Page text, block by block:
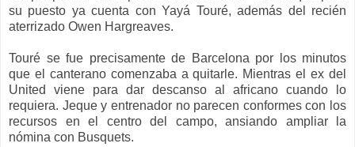
su puesto ya cuenta con Yayá Touré, además del recién
aterrizado Owen Hargreaves.
Touré se fue precisamente de Barcelona por los minutos
que el canterano comenzaba a quitarle. Mientras el ex del
United viene para dar descanso al africano cuando lo
requiera. Jeque y entrenador no parecen conformes con los
recursos en el centro del campo, ansiando ampliar la
nómina con Busquets.